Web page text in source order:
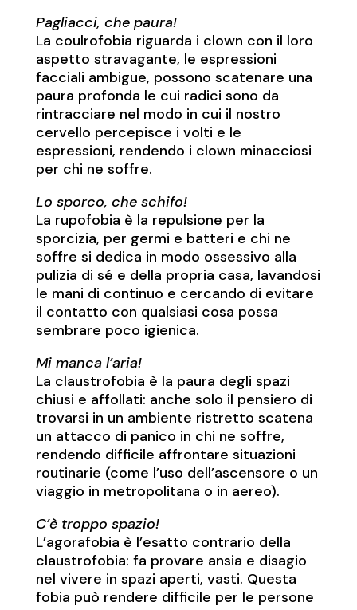
Pagliacci, che paura!
La coulrofobia riguarda i clown con il loro
aspetto stravagante, le espressioni
facciali ambigue, possono scatenare una
paura profonda le cui radici sono da
rintracciare nel modo in cui il nostro
cervello percepisce i volti e le
espressioni, rendendo i clown minacciosi
per chi ne soffre.
Lo sporco, che schifo!
La rupofobia è la repulsione per la
sporcizia, per germi e batteri e chi ne
soffre si dedica in modo ossessivo alla
pulizia di sé e della propria casa, lavandosi
le mani di continuo e cercando di evitare
il contatto con qualsiasi cosa possa
sembrare poco igienica.
Mi manca l’aria!
La claustrofobia è la paura degli spazi
chiusi e affollati: anche solo il pensiero di
trovarsi in un ambiente ristretto scatena
un attacco di panico in chi ne soffre,
rendendo difficile affrontare situazioni
routinarie (come l’uso dell’ascensore o un
viaggio in metropolitana o in aereo).
C’è troppo spazio!
L’agorafobia è l’esatto contrario della
claustrofobia: fa provare ansia e disagio
nel vivere in spazi aperti, vasti. Questa
fobia può rendere difficile per le persone